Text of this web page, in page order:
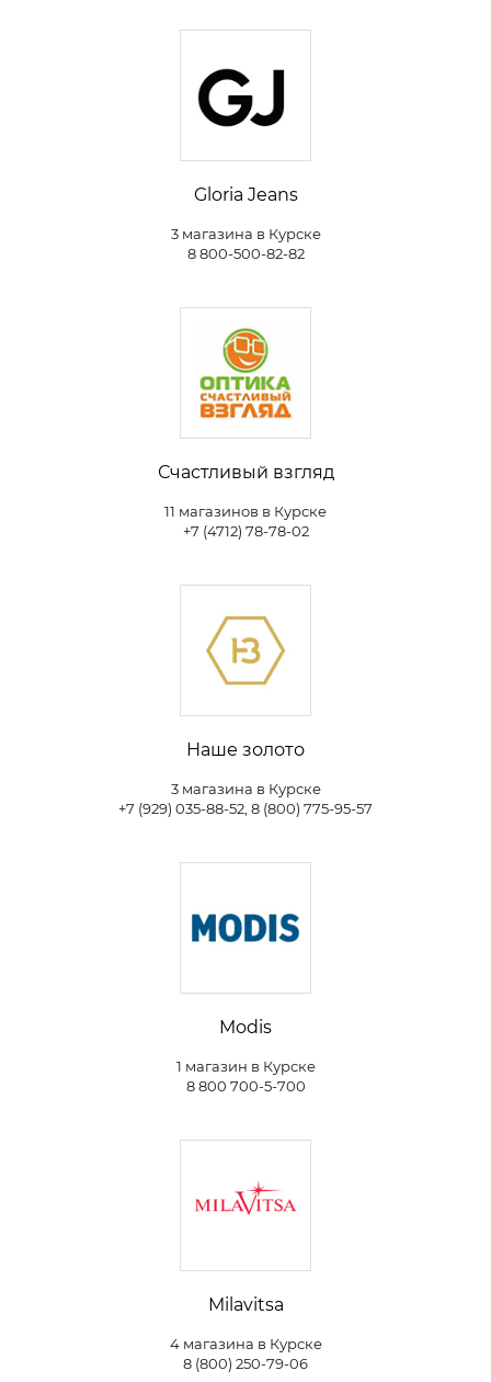
Gloria Jeans
3 магазина в Курске
8 800-500-82-82
Счастливый взгляд
11 магазинов в Курске
+7 (4712) 78-78-02
Наше золото
3 магазина в Курске
+7 (929) 035-88-52, 8 (800) 775-95-57
Modis
1 магазин в Курске
8 800 700-5-700
Milavitsa
4 магазина в Курске
8 (800) 250-79-06